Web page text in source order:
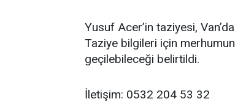
Yusuf Acer’in taziyesi,
Taziye bilgileri için
geçilebileceği belirtildi.
İletişim: 0532 204 53 32